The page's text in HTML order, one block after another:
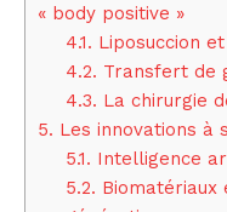
« body positive »
4.1. Liposuccion
4.2. Transfert de
4.3. La chirurgie
5. Les innovations à
5.1. Intelligence
5.2.